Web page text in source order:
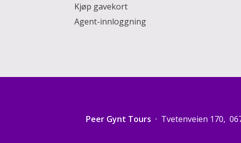
Kjøp gavekort
Agent-innloggning
Peer Gynt Tours Tvetenveien 170